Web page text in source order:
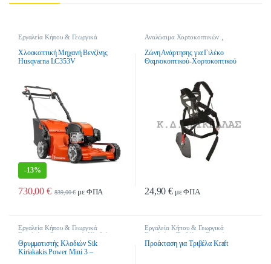
Εργαλεία Κήπου & Γεωργικά
Μηχανές Γκαζόν Βενζίνης
Χλοοκοπτική Μηχανή Βενζίνης
Husqvarna LC353V
-13%
730,00€ 839,00€με ΦΠΑ
Αναλώσιμα Χορτοκοπτικών
Κήπου & Γεωργικά Εργαλεία
Ζώνη Ανάρτησης για Γιλέκο
Θαμνοκοπτικού-Χορτοκοπτικού
24,90€ με ΦΠΑ
Εργαλεία Κήπου & Γεωργικά
Εργαλεία
Θρυμματιστές Κλαδιών
Θρυμματιστές Κλαδιών Ρεύματος
Θρυμματιστής Κλαδιών Sik
Kiriakakis Power Mini 3 –
Εργαλεία Κήπου & Γεωργικά
Εργαλεία
,Τριβέλες - Γεωτρύπανα
Προέκταση για Τριβέλα Kraft